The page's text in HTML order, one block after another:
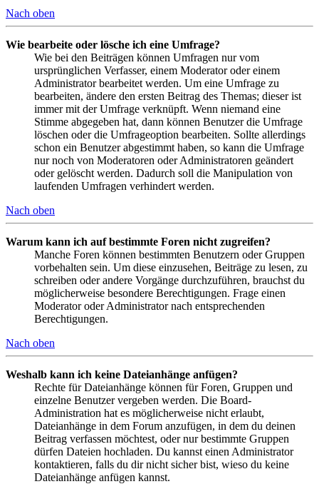
Nach oben
Wie bearbeite oder lösche ich eine Umfrage?
Wie bei den Beiträgen können Umfragen nur vom
ursprünglichen Verfasser, einem Moderator oder einem
Administrator bearbeitet werden. Um eine Umfrage zu
bearbeiten, ändere den ersten Beitrag des Themas; dieser ist
immer mit der Umfrage verknüpft. Wenn niemand eine
Stimme abgegeben hat, dann können Benutzer die Umfrage
löschen oder die Umfrageoption bearbeiten. Sollte allerdings
schon ein Benutzer abgestimmt haben, so kann die Umfrage
nur noch von Moderatoren oder Administratoren geändert
oder gelöscht werden. Dadurch soll die Manipulation von
laufenden Umfragen verhindert werden.
Nach oben
Warum kann ich auf bestimmte Foren nicht zugreifen?
Manche Foren können bestimmten Benutzern oder Gruppen
vorbehalten sein. Um diese einzusehen, Beiträge zu lesen, zu
schreiben oder andere Vorgänge durchzuführen, brauchst du
möglicherweise besondere Berechtigungen. Frage einen
Moderator oder Administrator nach entsprechenden
Berechtigungen.
Nach oben
Weshalb kann ich keine Dateianhänge anfügen?
Rechte für Dateianhänge können für Foren, Gruppen und
einzelne Benutzer vergeben werden. Die Board-
Administration hat es möglicherweise nicht erlaubt,
Dateianhänge in dem Forum anzufügen, in dem du deinen
Beitrag verfassen möchtest, oder nur bestimmte Gruppen
dürfen Dateien hochladen. Du kannst einen Administrator
kontaktieren, falls du dir nicht sicher bist, wieso du keine
Dateianhänge anfügen kannst.